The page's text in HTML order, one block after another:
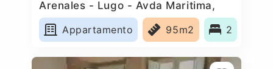
Arenales - Lugo - Avda Maritima,
Spain
Appartamento
95m2 2